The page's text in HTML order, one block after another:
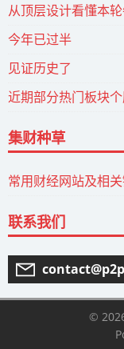
从顶层设计看懂本
今年已过半
见证历史了
近期部分热门板块
集财种草
常用财经网站及相
联系我们
©